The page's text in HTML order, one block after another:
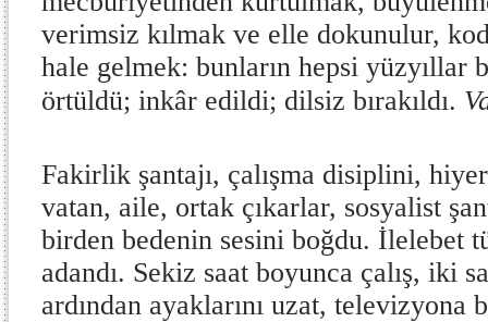
verimsiz kılmak ve elle dokunulur,
hale gelmek: bunların hepsi yüzyıllar
örtüldü; inkâr edildi; dilsiz bırakıldı.
Fakirlik şantajı, çalışma disiplini,
vatan, aile, ortak çıkarlar, sosyalist
birden bedenin sesini boğdu. İlelebet
adandı. Sekiz saat boyunca çalış, iki
ardından ayaklarını uzat,